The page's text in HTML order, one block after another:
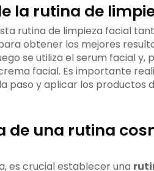
la rutina de
rutina de limpieza facial
obtener los mejores
se utiliza el serum facial y,
facial. Es importante
paso y aplicar los productos
de una rutina
es crucial establecer una